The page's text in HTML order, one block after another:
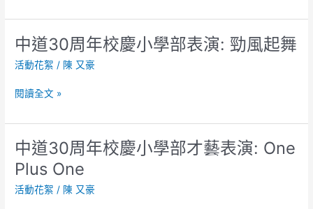
律
動
特
中道30周年校慶小學部表演: 勁風起舞
活動花絮 / 陳 又豪
中
30
周
小
學
表
閱讀全文 »
中道30周年校慶小學部才藝表演: One
Plus One
活動花絮 / 陳 又豪
中
道
30
周